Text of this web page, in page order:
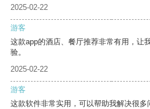
2025-02-22
游客
这款app的酒店、餐厅推荐非常有用，让
验。
2025-02-22
游客
这款软件非常实用，可以帮助我解决很